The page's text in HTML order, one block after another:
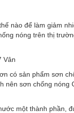
nào để làm giảm
nóng trên thị
Vân
có sản phẩm sơn
nên sơn chống nóng
một thành phần,